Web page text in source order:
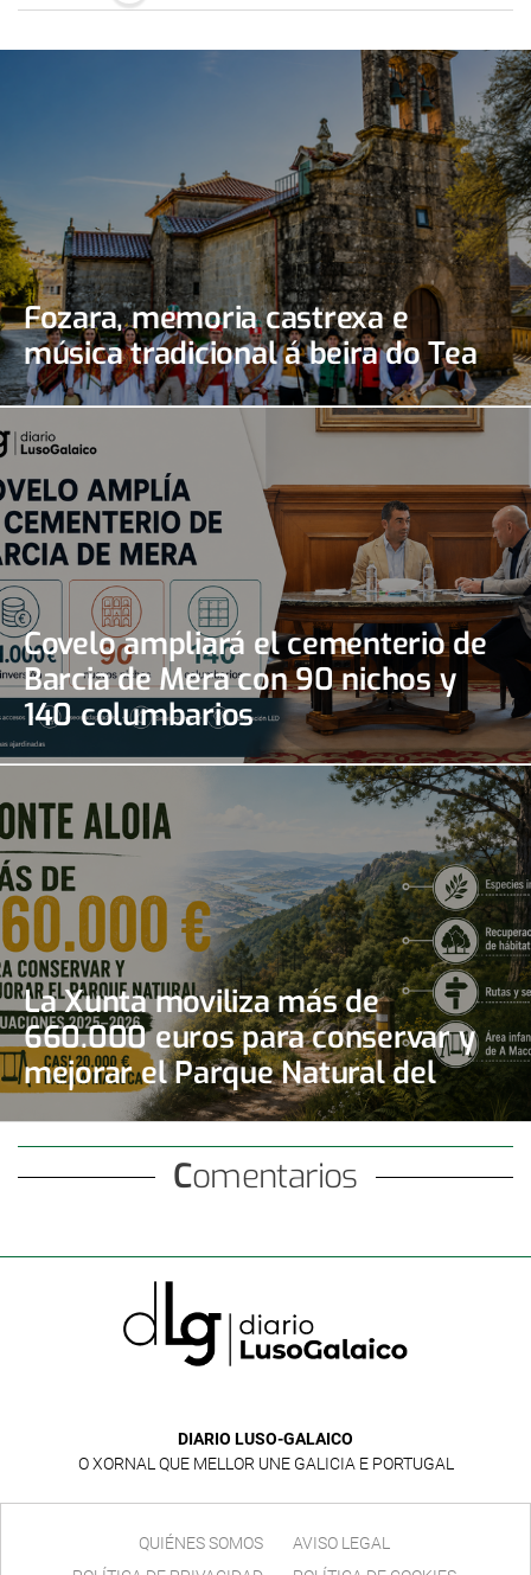
Fozara, memoria castrexa e
música tradicional á beira do Tea
Covelo ampliará el cementerio de
Barcia de Mera con 90 nichos y
140 columbarios
La Xunta moviliza más de
660.000 euros para conservar y
mejorar el Parque Natural del
Monte Aloia
Comentarios
DIARIO LUSO-GALAICO
O XORNAL QUE MELLOR UNE GALICIA E PORTUGAL
QUIÉNES SOMOS
AVISO LEGAL